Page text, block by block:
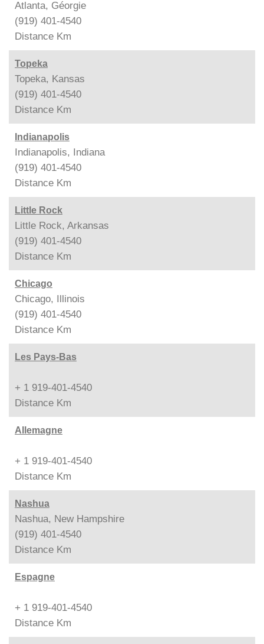
Atlanta, Géorgie
(919) 401-4540
Distance Km
Topeka
Topeka, Kansas
(919) 401-4540
Distance Km
Indianapolis
Indianapolis, Indiana
(919) 401-4540
Distance Km
Little Rock
Little Rock, Arkansas
(919) 401-4540
Distance Km
Chicago
Chicago, Illinois
(919) 401-4540
Distance Km
Les Pays-Bas
+ 1 919-401-4540
Distance Km
Allemagne
+ 1 919-401-4540
Distance Km
Nashua
Nashua, New Hampshire
(919) 401-4540
Distance Km
Espagne
+ 1 919-401-4540
Distance Km